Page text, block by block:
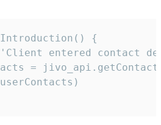
{
entered contact
=